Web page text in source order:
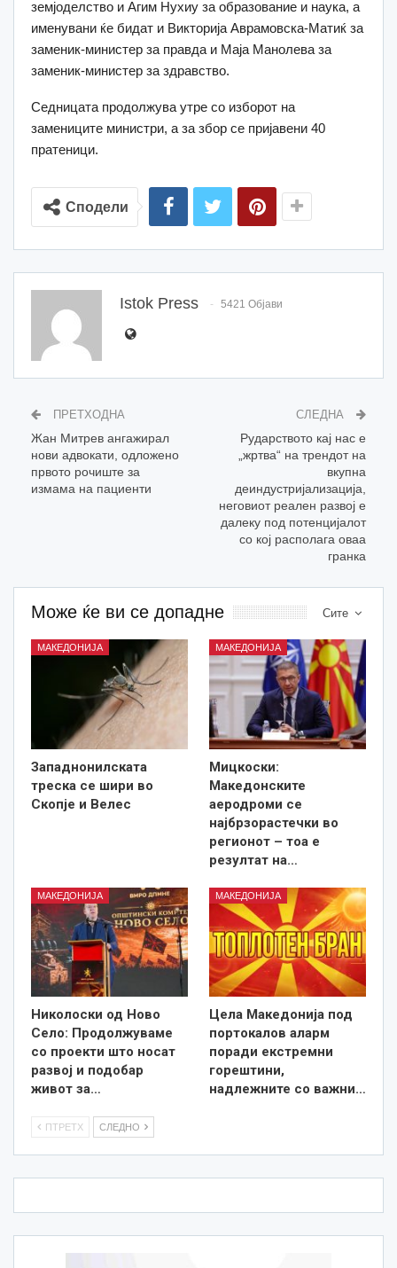
земјоделство и Агим Нухиу за образование и наука, а
именувани ќе бидат и Викторија Аврамовска-Матиќ за
заменик-министер за правда и Маја Манолева за
заменик-министер за здравство.
Седницата продолжува утре со изборот на
замениците министри, а за збор се пријавени 40
пратеници.
Сподели
Istok Press 5421 Објави
ПРЕТХОДНА
Жан Митрев ангажирал
нови адвокати, одложено
првото рочиште за
измама на пациенти
СЛЕДНА
Рударството кај нас е
„жртва“ на трендот на
вкупна
деиндустријализација,
неговиот реален развој е
далеку под потенцијалот
со кој располага оваа
гранка
Сите
Може ќе ви се допадне
МАКЕДОНИЈА
Западнонилската
треска се шири во
Скопје и Велес
МАКЕДОНИЈА
Мицкоски:
Македонските
аеродроми се
најбрзорастечки во
регионот – тоа е
резултат на…
МАКЕДОНИЈА
Николоски од Ново
Село: Продолжуваме
со проекти што носат
развој и подобар
живот за…
МАКЕДОНИЈА
Цела Македонија под
портокалов аларм
поради екстремни
горештини,
надлежните со важни…
ПТРЕТХ СЛЕДНО